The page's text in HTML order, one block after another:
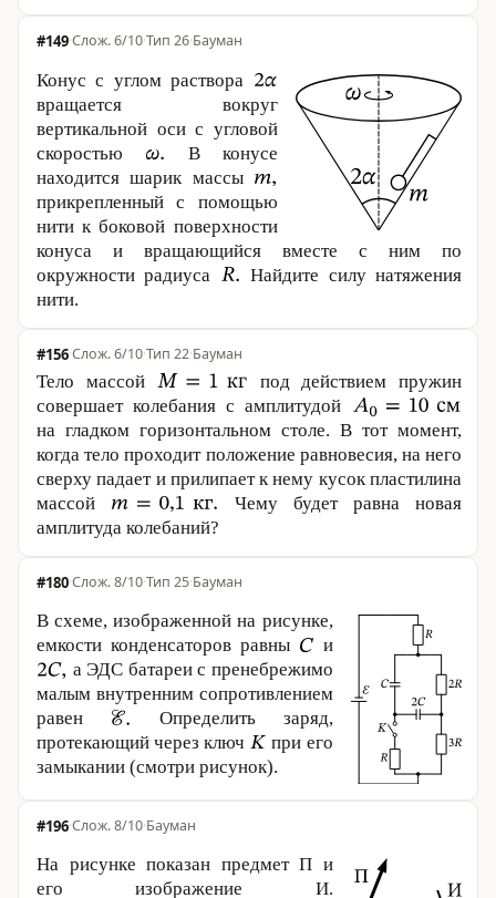
#149· 6/10·Тип 26·Бауман
Конус с углом раствора
вращается вокруг
вертикальной оси с угловой
скоростью
В конусе
находится шарик массы
прикрепленный с помощью
нити к боковой поверхности
конуса и вращающийся вместе с ним по
окружности радиуса
Найдите силу натяжения
нити.
#156· 6/10·Тип 22·Бауман
Тело массой
под действием пружин
совершает колебания с амплитудой
на гладком горизонтальном столе. В тот момент,
когда тело проходит положение равновесия, на него
сверху падает и прилипает к нему кусок пластилина
массой
Чему будет равна новая
амплитуда колебаний?
#180· 8/10·Тип 25·Бауман
В схеме, изображенной на рисунке,
емкости конденсаторов равны
и
а ЭДС батареи с пренебрежимо
малым внутренним сопротивлением
равен
Определить заряд,
протекающий через ключ
при его
замыкании (смотри рисунок).
#196· 8/10·Бауман
На рисунке показан предмет П и
его изображение И.